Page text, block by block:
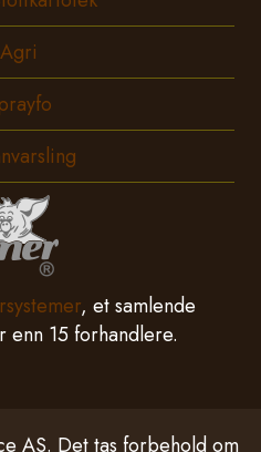
Agri
, et samlende
enn 15 forhandlere.
AS. Det tas forbehold om